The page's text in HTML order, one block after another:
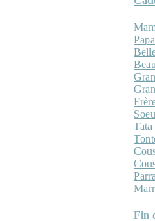
Papa
Tata
Fin